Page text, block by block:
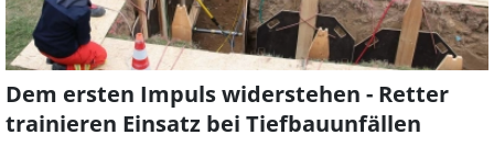
Dem ersten Impuls widerstehen - Retter
trainieren Einsatz bei Tiefbauunfällen